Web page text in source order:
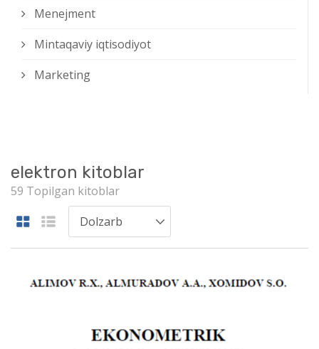
Menejment
Mintaqaviy iqtisodiyot
Marketing
elektron kitoblar
59 Topilgan kitoblar